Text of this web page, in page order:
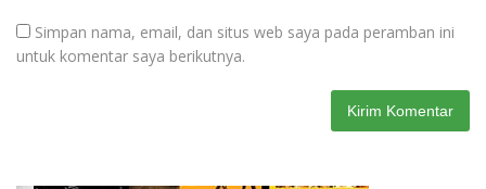
Simpan nama, email, dan situs web saya pada peramban ini
untuk komentar saya berikutnya.